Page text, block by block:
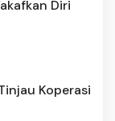
Diri
Koperasi